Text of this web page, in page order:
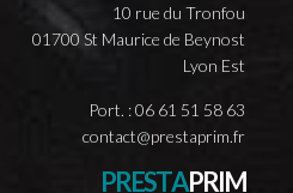
10 rue du Tronfou
01700 St Maurice de Beynost
Lyon Est
Port. : 06 61 51 58 63
contact@prestaprim.fr
PRESTAPRIM